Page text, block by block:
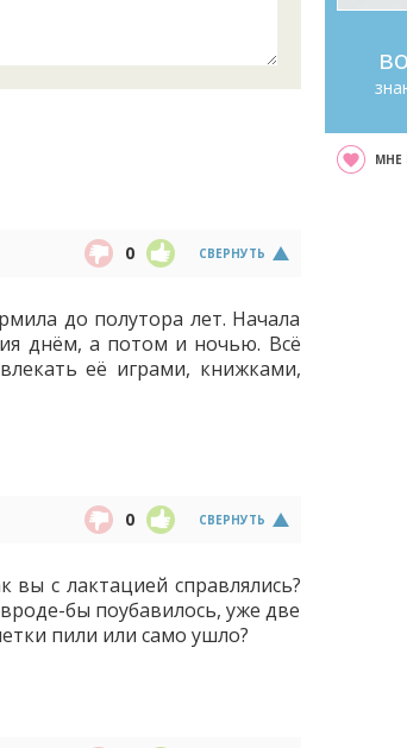
СВЕРНУТЬ
0
до полутора лет. Начала
днём, а потом и ночью. Всё
её играми, книжками,
СВЕРНУТЬ
0
вы с лактацией справлялись?
бы поубавилось, уже две
пили или само ушло?
МНЕ